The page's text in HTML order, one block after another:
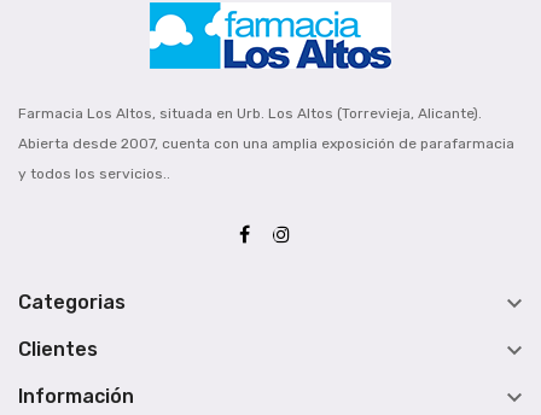
Farmacia Los Altos, situada en Urb. Los Altos (Torrevieja, Alicante).
Abierta desde 2007, cuenta con una amplia exposición de parafarmacia
y todos los servicios..
Categorias 
Clientes 
Información 